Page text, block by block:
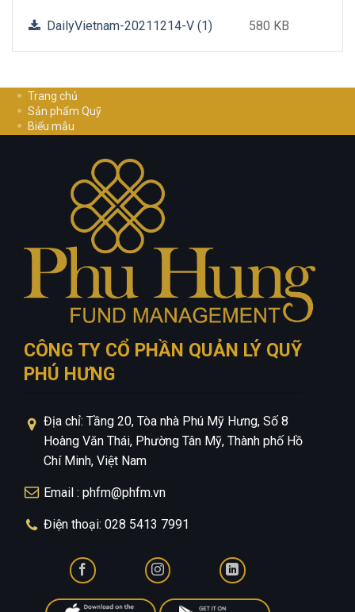
DailyVietnam-20211214-V (1) 580 KB
Trang chủ
Sản phẩm Quỹ
Biểu mẫu
Cơ Hội Nghề Nghiệp
Chính sách bảo mật
CÔNG TY CỔ PHẦN QUẢN LÝ QUỸ
PHÚ HƯNG
Địa chỉ: Tầng 20, Tòa nhà Phú Mỹ Hưng, Số 8
Hoàng Văn Thái, Phường Tân Mỹ, Thành phố Hồ
Chí Minh, Việt Nam
Email : phfm@phfm.vn
Điện thoại: 028 5413 7991